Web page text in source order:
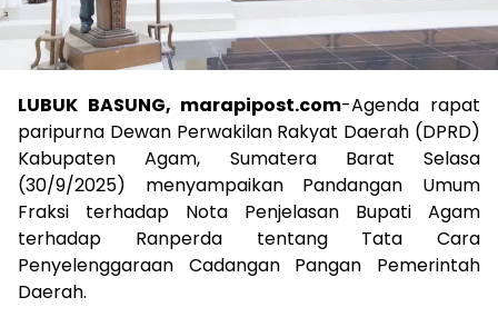
LUBUK BASUNG, marapipost.com-Agenda rapat
paripurna Dewan Perwakilan Rakyat Daerah (DPRD)
Kabupaten Agam, Sumatera Barat Selasa
(30/9/2025) menyampaikan Pandangan Umum
Fraksi terhadap Nota Penjelasan Bupati Agam
terhadap Ranperda tentang Tata Cara
Penyelenggaraan Cadangan Pangan Pemerintah
Daerah.